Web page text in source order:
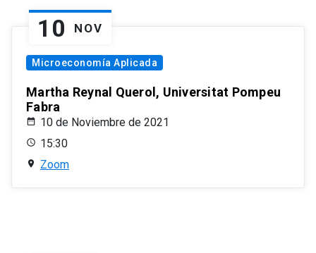
10 NOV
Microeconomía Aplicada
Martha Reynal Querol, Universitat Pompeu
Fabra
10 de Noviembre de 2021
15:30
Zoom